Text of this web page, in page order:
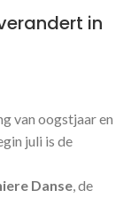
in
van oogstjaar en
juli is de
Danse, de